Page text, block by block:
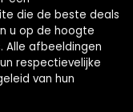
die de beste deals
u op de hoogte
afbeeldingen
respectievelijke
van hun